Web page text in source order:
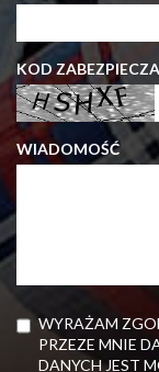
KOD
WIADOMOŚĆ
WYRAŻAM
PRZEZE MNIE
DANYCH JEST